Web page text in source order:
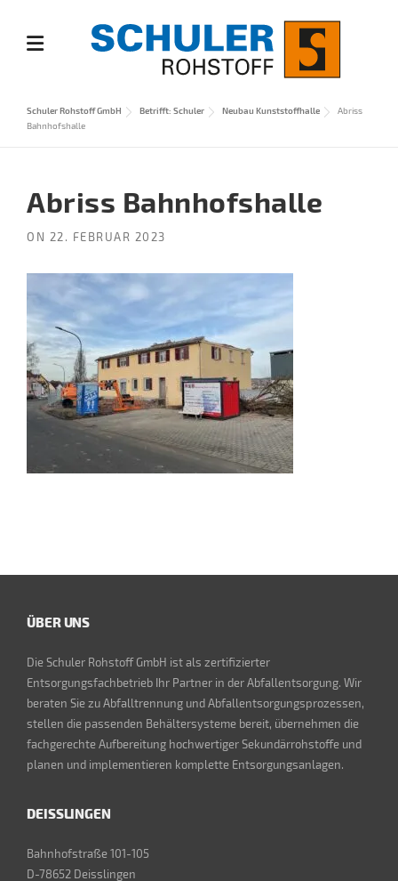
content
Schuler Rohstoff GmbH Betrifft: Schuler Neubau Kunststoffhalle
Abriss
Bahnhofshalle
Abriss Bahnhofshalle
ON 22. FEBRUAR 2023
ÜBER UNS
Die Schuler Rohstoff GmbH ist als zertifizierter
Entsorgungsfachbetrieb Ihr Partner in der Abfallentsorgung. Wir
beraten Sie zu Abfalltrennung und Abfallentsorgungsprozessen,
stellen die passenden Behältersysteme bereit, übernehmen die
fachgerechte Aufbereitung hochwertiger Sekundärrohstoffe und
planen und implementieren komplette Entsorgungsanlagen.
DEISSLINGEN
Bahnhofstraße 101-105
D-78652 Deisslingen